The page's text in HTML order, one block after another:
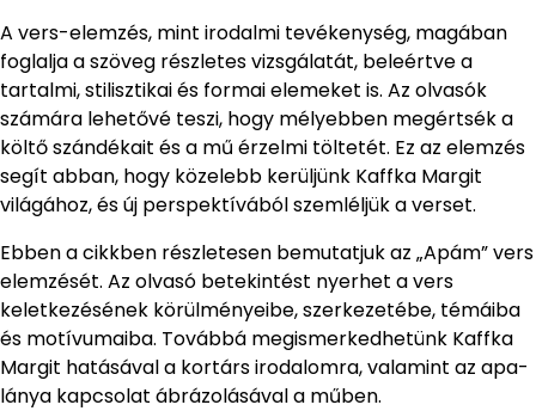
A vers-elemzés, mint irodalmi tevékenység, magában
foglalja a szöveg részletes vizsgálatát, beleértve a
tartalmi, stilisztikai és formai elemeket is. Az olvasók
számára lehetővé teszi, hogy mélyebben megértsék a
költő szándékait és a mű érzelmi töltetét. Ez az elemzés
segít abban, hogy közelebb kerüljünk Kaffka Margit
világához, és új perspektívából szemléljük a verset.
Ebben a cikkben részletesen bemutatjuk az „Apám” vers
elemzését. Az olvasó betekintést nyerhet a vers
keletkezésének körülményeibe, szerkezetébe, témáiba
és motívumaiba. Továbbá megismerkedhetünk Kaffka
Margit hatásával a kortárs irodalomra, valamint az apa-
lánya kapcsolat ábrázolásával a műben.